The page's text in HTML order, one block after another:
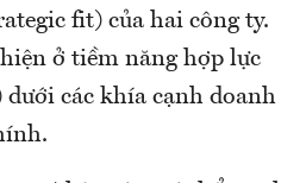
fit) của hai công ty.
ở tiềm năng hợp lực
dưới các khía cạnh doanh